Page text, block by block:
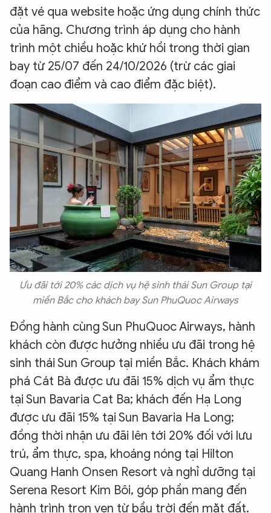
đặt vé qua website hoặc ứng dụng chính thức
của hãng. Chương trình áp dụng cho hành
trình một chiều hoặc khứ hồi trong thời gian
bay từ 25/07 đến 24/10/2026 (trừ các giai
đoạn cao điểm và cao điểm đặc biệt).
Ưu đãi tới 20% các dịch vụ hệ sinh thái Sun Group tại
miền Bắc cho khách bay Sun PhuQuoc Airways
Đồng hành cùng Sun PhuQuoc Airways, hành
khách còn được hưởng nhiều ưu đãi trong hệ
sinh thái Sun Group tại miền Bắc. Khách khám
phá Cát Bà được ưu đãi 15% dịch vụ ẩm thực
tại Sun Bavaria Cat Ba; khách đến Hạ Long
được ưu đãi 15% tại Sun Bavaria Ha Long;
đồng thời nhận ưu đãi lên tới 20% đối với lưu
trú, ẩm thực, spa, khoáng nóng tại Hilton
Quang Hanh Onsen Resort và nghỉ dưỡng tại
Serena Resort Kim Bôi, góp phần mang đến
hành trình trọn vẹn từ bầu trời đến mặt đất.